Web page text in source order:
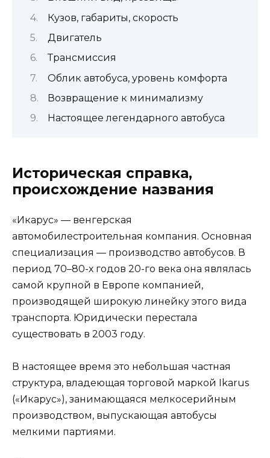
Кузов, габариты, скорость
Двигатель
Трансмиссия
Облик автобуса, уровень комфорта
Возвращение к минимализму
Настоящее легендарного автобуса
Историческая справка,
происхождение названия
«Икарус» — венгерская
автомобилестроительная компания. Основная
специализация — производство автобусов. В
период 70–80-х годов 20-го века она являлась
самой крупной в Европе компанией,
производящей широкую линейку этого вида
транспорта. Юридически перестала
существовать в 2003 году.
В настоящее время это небольшая частная
структура, владеющая торговой маркой Ikarus
(«Икарус»), занимающаяся мелкосерийным
производством, выпускающая автобусы
мелкими партиями.